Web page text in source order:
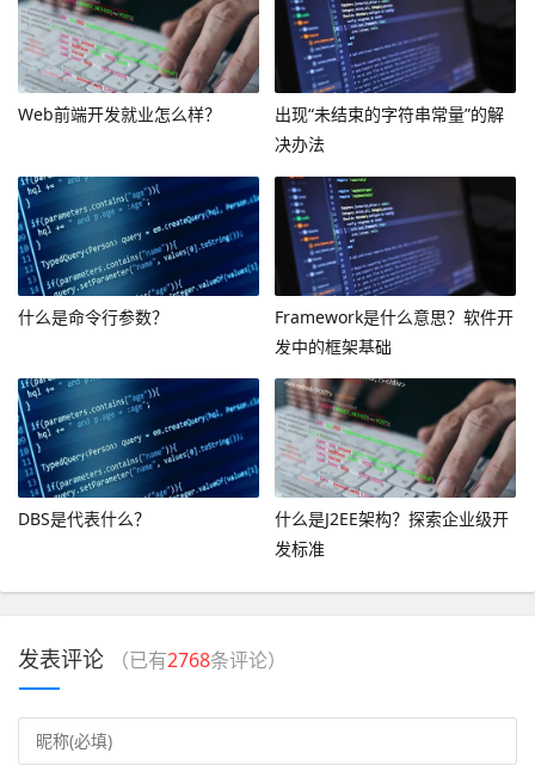
Web前端开发就业怎么样？
出现“未结束的字符串常量”的解
决办法
什么是命令行参数？
Framework是什么意思？软件开
发中的框架基础
DBS是代表什么？
什么是J2EE架构？探索企业级开
发标准
发表评论 （已有2768条评论）